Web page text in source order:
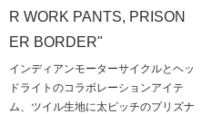
R WORK PANTS, PRISON
ER BORDER"
インディアンモーターサイクルとヘッ
ドライトのコラボレーションアイテ
ム、ツイル生地に太ピッチのプリズナ